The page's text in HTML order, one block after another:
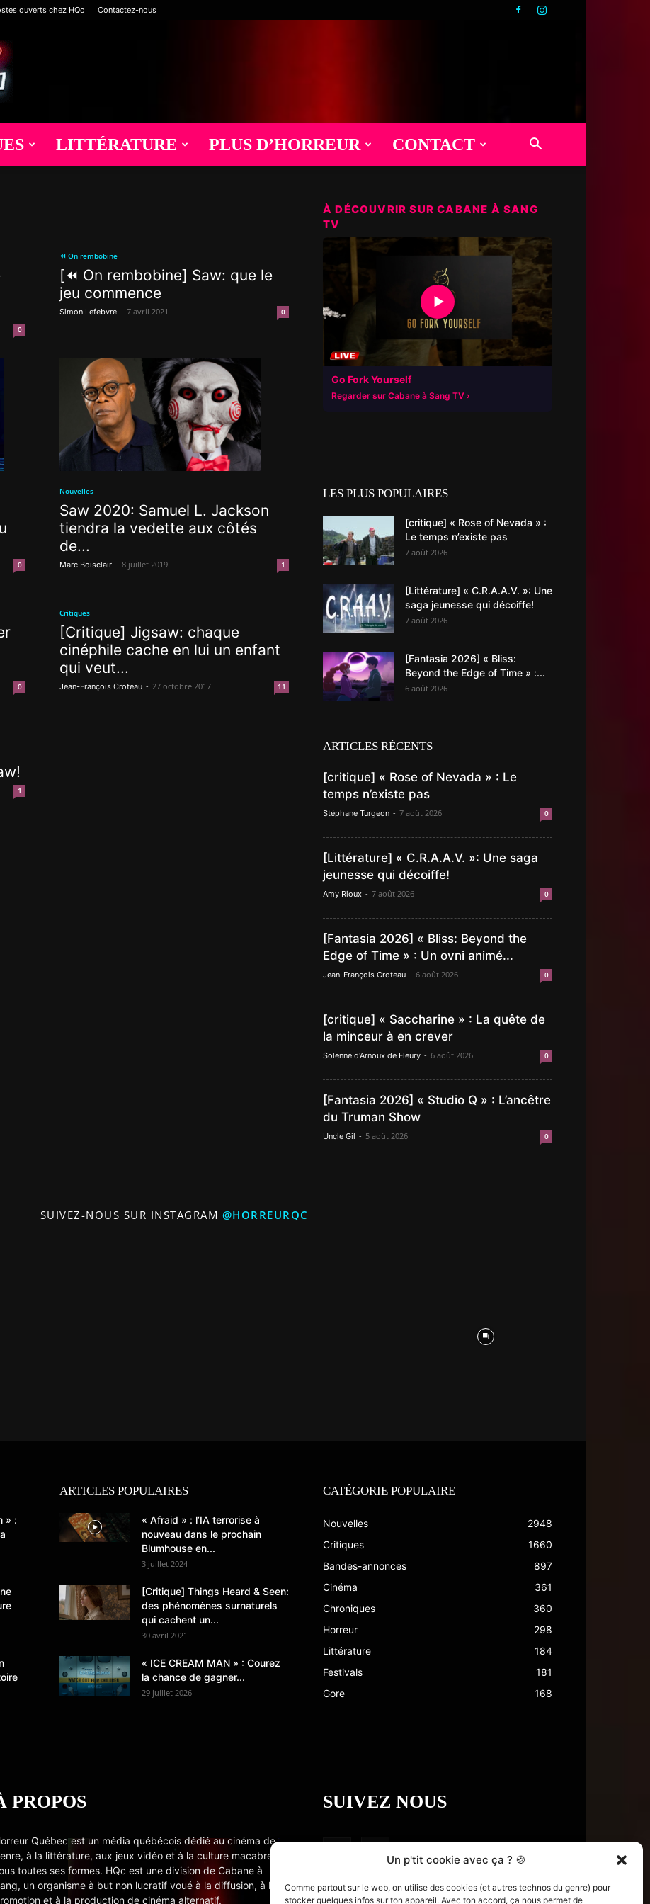
Un p'tit cookie avec ça ? 🍪
Comme partout sur le web, on utilise des cookies (et autres technos du genre) pour
stocker quelques infos sur ton appareil. Avec ton accord, ça nous permet de
ouverts chez HQc Contactez-nous
LITTÉRATURE PLUS D’HORREUR CONTACT
0
⏪ On rembobine
[⏪ On rembobine] Saw: que le
jeu commence
Simon Lefebvre - 7 avril 2021 0
0
Nouvelles
Saw 2020: Samuel L. Jackson
tiendra la vedette aux côtés
de...
Marc Boisclair - 8 juillet 2019 1
0
Critiques
[Critique] Jigsaw: chaque
cinéphile cache en lui un enfant
qui veut...
Jean-François Croteau - 27 octobre 2017 11
1
À DÉCOUVRIR SUR CABANE À SANG
TV
▶
Go Fork Yourself
Regarder sur Cabane à Sang TV
LES PLUS POPULAIRES
[critique] « Rose of Nevada » :
Le temps n’existe pas
7 août 2026
[Littérature] « C.R.A.A.V. »: Une
saga jeunesse qui décoiffe!
7 août 2026
[Fantasia 2026] « Bliss:
Beyond the Edge of Time » :...
6 août 2026
ARTICLES RÉCENTS
[critique] « Rose of Nevada » : Le
temps n’existe pas
Stéphane Turgeon - 7 août 2026 0
[Littérature] « C.R.A.A.V. »: Une saga
jeunesse qui décoiffe!
Amy Rioux - 7 août 2026 0
[Fantasia 2026] « Bliss: Beyond the
Edge of Time » : Un ovni animé...
Jean-François Croteau - 6 août 2026 0
[critique] « Saccharine » : La quête de
la minceur à en crever
Solenne d'Arnoux de Fleury - 6 août 2026 0
[Fantasia 2026] « Studio Q » : L’ancêtre
du Truman Show
Uncle Gil - 5 août 2026 0
SUIVEZ-NOUS SUR INSTAGRAM @HORREURQC
» :
ARTICLES POPULAIRES
« Afraid » : l’IA terrorise à
nouveau dans le prochain
Blumhouse en...
3 juillet 2024
[Critique] Things Heard & Seen:
des phénomènes surnaturels
qui cachent un...
30 avril 2021
« ICE CREAM MAN » : Courez
la chance de gagner...
29 juillet 2026
CATÉGORIE POPULAIRE
Nouvelles
2948
Critiques
1660
Bandes-annonces
897
Cinéma
361
Chroniques
360
Horreur
298
Littérature
184
Festivals
181
Gore
168
PROPOS
Québec est un média québécois dédié au cinéma de
à la littérature, aux jeux vidéo et à la culture macabre
toutes ses formes. HQc est une division de Cabane à
un organisme à but non lucratif voué à la diffusion, à la
et à la production de cinéma alternatif.
SUIVEZ NOUS